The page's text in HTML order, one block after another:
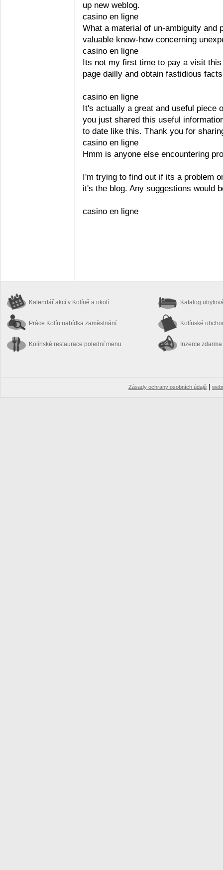
up new weblog.
casino en ligne
What a material of un-ambiguity and
valuable know-how concerning
casino en ligne
Its not my first time to pay a visit
page dailly and obtain fastidious
casino en ligne
It's actually a great and useful piece
you just shared this useful
to date like this. Thank you for
casino en ligne
Hmm is anyone else encountering
I'm trying to find out if its a problem
it's the blog. Any suggestions would
casino en ligne
Kalendář akcí v Kolíně a okolí
Práce Kolín nabídka zaměstnání
Kolínské restaurace polední menu
Katalog
Kolínské
Inzerce zdarma
Zásady ochrany osobních údajů